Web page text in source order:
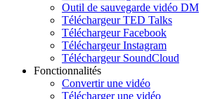
Outil de sauvegarde vidéo DM
Téléchargeur TED Talks
Téléchargeur Facebook
Téléchargeur Instagram
Téléchargeur SoundCloud
Fonctionnalités
Convertir une vidéo
Télécharger une vidéo